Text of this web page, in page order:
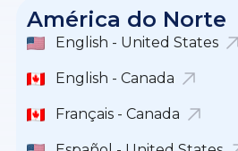
América do Norte
English - United States
English - Canada
Français - Canada